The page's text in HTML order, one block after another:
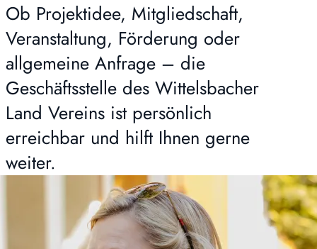
Ob Projektidee, Mitgliedschaft,
Veranstaltung, Förderung oder
allgemeine Anfrage – die
Geschäftsstelle des Wittelsbacher
Land Vereins ist persönlich
erreichbar und hilft Ihnen gerne
weiter.